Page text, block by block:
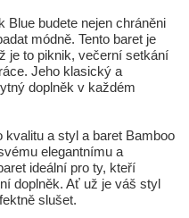
Blue budete nejen chráněni
módně. Tento baret je
je to piknik, večerní setkání
Jeho klasický a
doplněk v každém
a styl a baret Bamboo
elegantnímu a
ideální pro ty, kteří
doplněk. Ať už je váš styl
slušet.